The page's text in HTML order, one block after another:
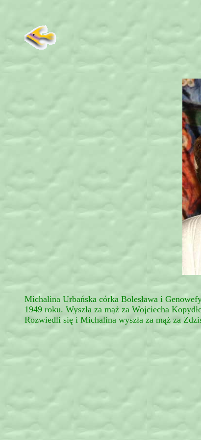
Michalina Urbańska córka Bolesława i
1949 roku. Wyszła za mąż za Wojciecha
Rozwiedli się i Michalina wyszła za mąż za